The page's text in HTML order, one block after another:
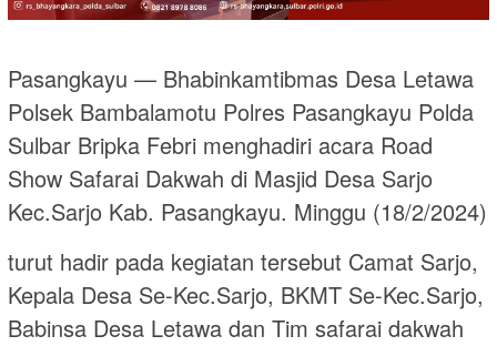
Pasangkayu — Bhabinkamtibmas Desa Letawa
Polsek Bambalamotu Polres Pasangkayu Polda
Sulbar Bripka Febri menghadiri acara Road
Show Safarai Dakwah di Masjid Desa Sarjo
Kec.Sarjo Kab. Pasangkayu. Minggu (18/2/2024)
turut hadir pada kegiatan tersebut Camat Sarjo,
Kepala Desa Se-Kec.Sarjo, BKMT Se-Kec.Sarjo,
Babinsa Desa Letawa dan Tim safarai dakwah